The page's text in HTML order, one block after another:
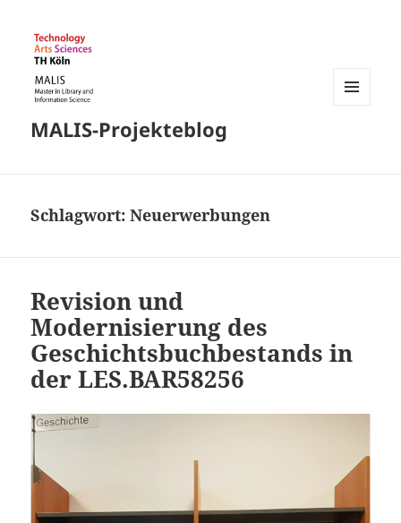
MALIS-Projekteblog
Schlagwort:Neuerwerbungen
Revision und
Modernisierung des
Geschichtsbuchbestands in
der LES.BAR58256